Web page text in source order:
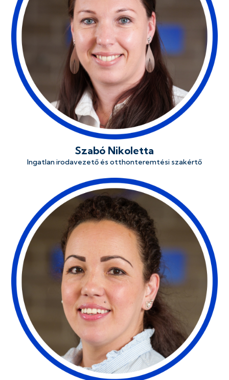
Szabó Nikoletta
Ingatlan irodavezető és otthonteremtési szakértő